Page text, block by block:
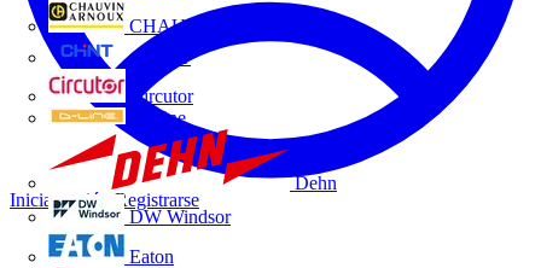
CHAUVIN ARNOUX
CHINT
Circutor
D-Line
Dehn
DW Windsor
Eaton
Iniciar sesión Registrarse